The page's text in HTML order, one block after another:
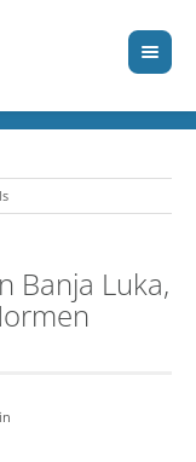
Banja Luka,